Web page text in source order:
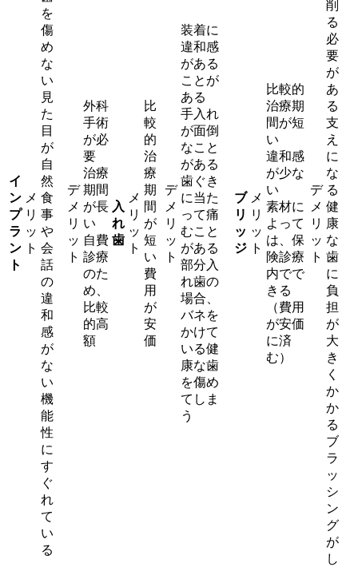
イ
ン
プ
ラ
ン
ト
メ
リ
ッ
ト
を
傷
め
な
い
見
た
目
が
自
然
食
事
や
会
話
の
違
和
感
が
な
い
機
能
性
に
す
ぐ
れ
て
い
る
デ
メ
リ
ッ
ト
外科
手術
が必
要
治療
期間
が長
い
自費
診療
のた
め、
比較
的高
額
入
れ
歯
メ
リ
ッ
ト
比
較
的
治
療
期
間
が
短
い
費
用
が
安
価
デ
メ
リ
ッ
ト
装着に
違和感
がある
ことが
ある
手入れ
が面倒
なこと
がある
歯ぐき
に当た
って痛
むこと
がある
部分入
れ歯の
場合、
バネを
かけて
いる健
康な歯
を傷め
てしま
う
ブ
リ
ッ
ジ
メ
リ
ッ
ト
比較的
治療期
間が短
い
違和感
が少な
い
素材に
よって
は、保
険診療
内でで
きる
（費用
が安価
に済
む）
デ
メ
リ
ッ
ト
削
る
必
要
が
あ
る
支
え
に
な
る
健
康
な
歯
に
負
担
が
大
き
く
か
か
る
ブ
ラ
ッ
シ
ン
グ
が
し